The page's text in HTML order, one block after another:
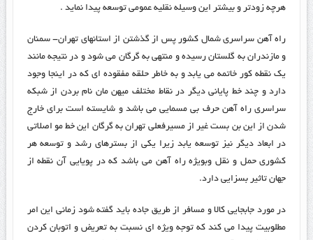
هرچه زودتر و بیشتر این وسیله نقلیه عمومی توسعه پیدا نماید .
راه آهن سراسری شمال کشور پس از گذشتن از استانهای تهران- سمنان
و مازندران به گلستان رسیده و منتهی به گرگان می شود و در نتیجه مانند
یک نقطه کور خاتمه می یابد و به خاطر حلقه مفقوده ای که در اینجا وجود
دارد و چند خط پایانی دیگر در نقاط مختلف میهن مان نام بردن از شبکه
سراسری راه آهن حرف بی مسمایی می باشد و شایسته است برای خارج
شدن از این بن بست غیر از مسیرفعلی تهران به گرگان این خط مو اصلاتی
در ابعاد دیگر نیز توسعه یابد زیرا یکی از بسترهای رشد و توسعه هر
کشوری حمل و نقل وبویژه راه آهن می باشد که در پویایی آن نقطه از
جهان تاثیر بسزایی دارد.
در مورد جابجایی کالا و مسافر از طریق جاده باید گفته شود زمانی این امر
مطلوبیت پیدا می کند که توجه ویژه ای نسبت به تعریض و اتوبان کردن